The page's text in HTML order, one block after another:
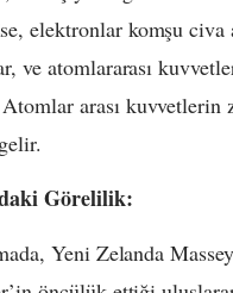
elektronlar komşu
ve atomlararası
arası kuvvetlerin
Görelilik:
Yeni Zelanda